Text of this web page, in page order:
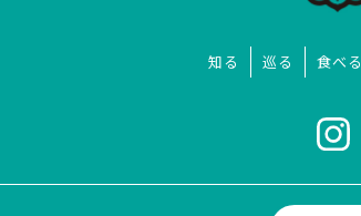
知る 巡る 食べる